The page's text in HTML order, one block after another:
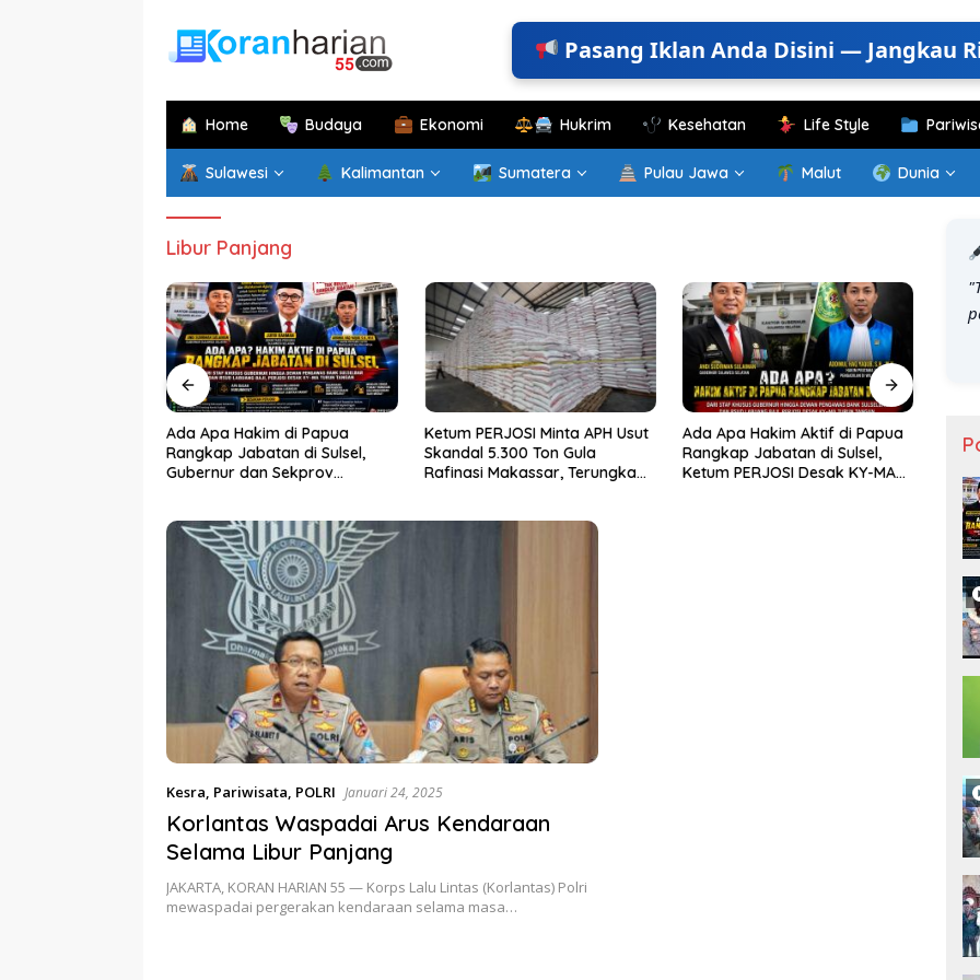
Pasang Iklan Anda Disini — Jangkau
Home Budaya Ekonomi Hukrim Kesehatan Life Style
Sulawesi Kalimantan Sumatera Pulau Jawa Malut Dunia
Libur Panjang
Ada Apa Hakim di Papua
Rangkap Jabatan di Sulsel,
Gubernur dan Sekprov
Ketum PERJOSI Minta APH Usut
Skandal 5.300 Ton Gula
Rafinasi Makassar, Terungkap
Ada Apa Hakim Aktif di Papua
Rangkap Jabatan di Sulsel,
Ketum PERJOSI Desak KY-MA
Kesra, Pariwisata, POLRI Januari 24, 2025
Korlantas Waspadai Arus Kendaraan
Selama Libur Panjang
JAKARTA, KORAN HARIAN 55 — Korps Lalu Lintas (Korlantas) Polri
mewaspadai pergerakan kendaraan selama masa…